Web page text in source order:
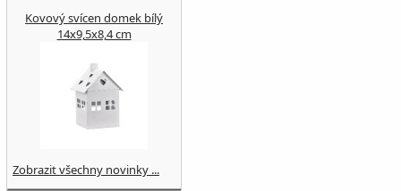
Kovový svícen domek bílý
14x9,5x8,4 cm
Zobrazit všechny novinky ...